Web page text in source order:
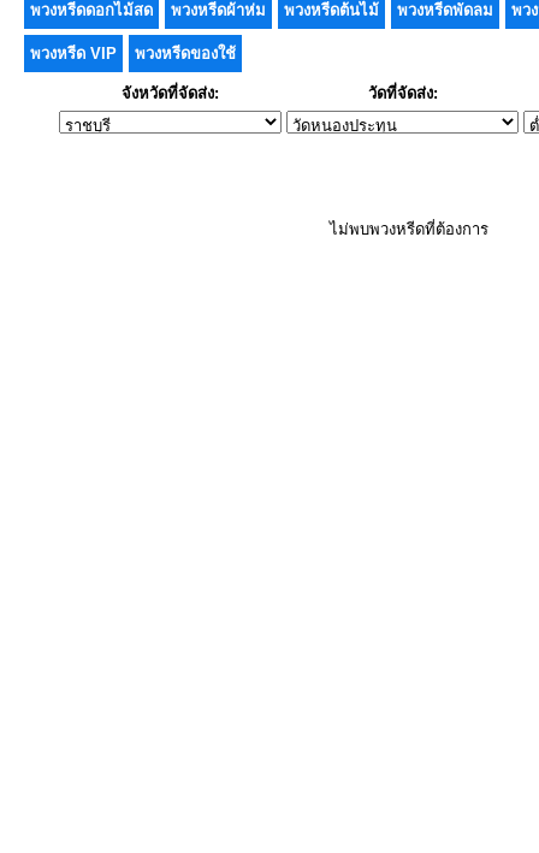
พวงหรีดดอกไม้สด พวงหรีดผ้าห่ม พวงหรีดต้นไม้ พวงหรีดพัดลม พว
พวงหรีด VIP พวงหรีดของใช้
จังหวัดที่จัดส่ง: วัดที่จัดส่ง:
ไม่พบพวงหรีดที่ต้องการ